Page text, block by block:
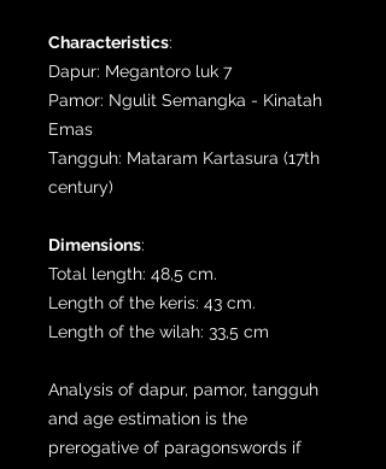
Characteristics:
Dapur: Megantoro luk 7
Pamor: Ngulit Semangka - Kinatah
Emas
Tangguh: Mataram Kartasura (17th
century)
Dimensions:
Total length: 48,5 cm.
Length of the keris: 43 cm.
Length of the wilah: 33,5 cm
Analysis of dapur, pamor, tangguh
and age estimation is the
prerogative of paragonswords if